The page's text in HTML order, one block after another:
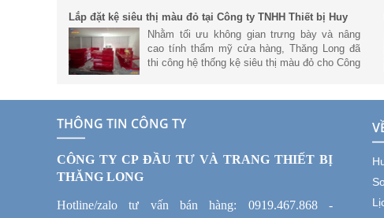
xuất và lắp đặt hệ thống kệ
Lắp đặt kệ siêu thị màu đỏ tại Công ty TNHH Thiết bị Huy
Phong
Nhằm tối ưu không gian trưng bày và nâng
cao tính thẩm mỹ cửa hàng, Thăng Long đã
thi công hệ thống kệ siêu thị màu đỏ cho Công
THÔNG TIN CÔNG TY
CÔNG TY CP ĐẦU TƯ VÀ TRANG THIẾT BỊ
THĂNG LONG
Hotline/zalo tư vấn bán hàng: 0919.467.868 -